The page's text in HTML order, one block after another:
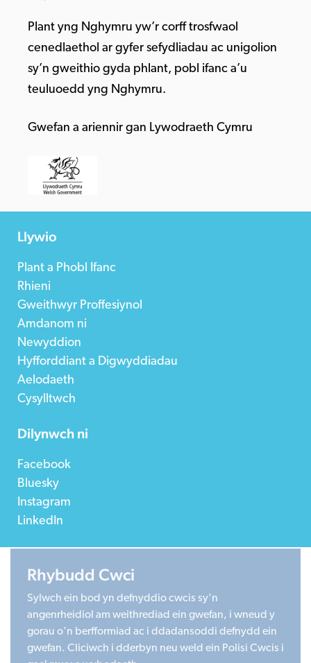
Plant yng Nghymru yw’r corff trosfwaol
cenedlaethol ar gyfer sefydliadau ac unigolion
sy’n gweithio gyda phlant, pobl ifanc a’u
teuluoedd yng Nghymru.
Gwefan a ariennir gan Lywodraeth Cymru
Llywio
Plant a Phobl Ifanc
Rhieni
Gweithwyr Proffesiynol
Amdanom ni
Newyddion
Hyfforddiant a Digwyddiadau
Aelodaeth
Cysylltwch
Dilynwch ni
Facebook
Bluesky
Instagram
LinkedIn
©2026 Children in Wales
Registered Charity 1020313. Company limited by
guarantee 2805996.
Head office: Cardiff University Social Science Research
Park (SPARK), Cardiff, CF24 4HQ
Rhybudd Cwci
Sylwch ein bod yn defnyddio cwcis sy'n
angenrheidiol am weithrediad ein gwefan, i wneud y
gorau o'n berfformiad ac i ddadansoddi defnydd ein
gwefan. Cliciwch i dderbyn neu weld ein Polisi Cwcis i